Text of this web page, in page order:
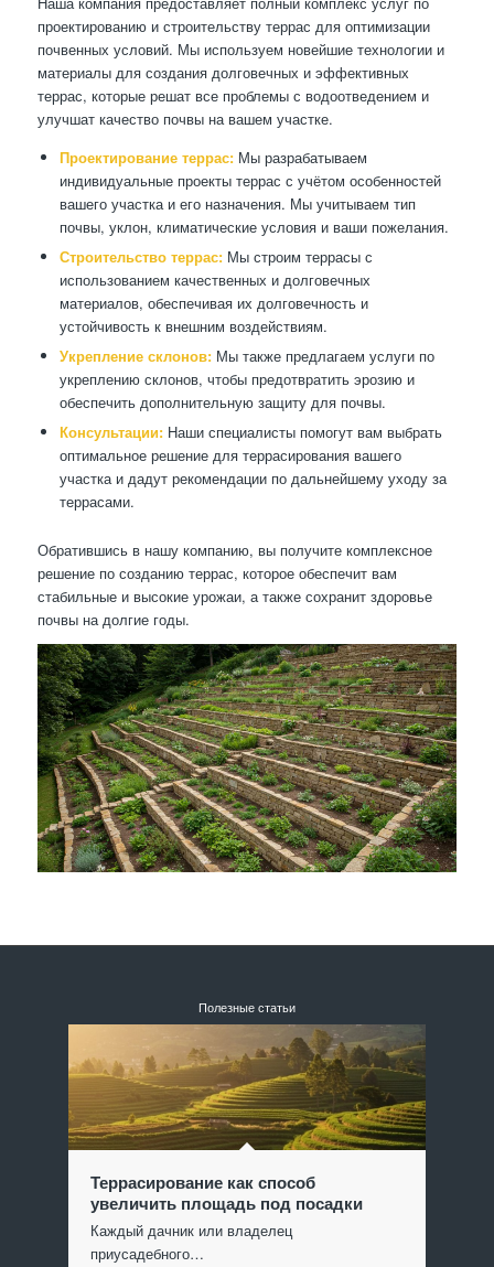
проектированию и строительству террас для оптимизации
почвенных условий. Мы используем новейшие технологии и
материалы для создания долговечных и эффективных
террас, которые решат все проблемы с водоотведением и
улучшат качество почвы на вашем участке.
Проектирование террас:Мы разрабатываем
индивидуальные проекты террас с учётом особенностей
вашего участка и его назначения. Мы учитываем тип
почвы, уклон, климатические условия и ваши пожелания.
Строительство террас:Мы строим террасы с
использованием качественных и долговечных
материалов, обеспечивая их долговечность и
устойчивость к внешним воздействиям.
Укрепление склонов:Мы также предлагаем услуги по
укреплению склонов, чтобы предотвратить эрозию и
обеспечить дополнительную защиту для почвы.
Консультации:Наши специалисты помогут вам выбрать
оптимальное решение для террасирования вашего
участка и дадут рекомендации по дальнейшему уходу за
террасами.
Обратившись в нашу компанию, вы получите комплексное
решение по созданию террас, которое обеспечит вам
стабильные и высокие урожаи, а также сохранит здоровье
почвы на долгие годы.
Полезные статьи
Террасирование как способ
увеличить площадь под посадки
Каждый дачник или владелец
приусадебного…